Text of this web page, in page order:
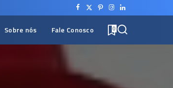
Sobre nós Fale Conosco 0